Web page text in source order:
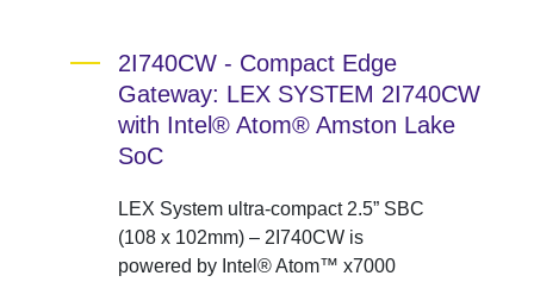
2I740CW - Compact Edge
Gateway: LEX SYSTEM 2I740CW
with Intel® Atom® Amston Lake
SoC
LEX System ultra-compact 2.5” SBC
(108 x 102mm) – 2I740CW is
powered by Intel® Atom™ x7000